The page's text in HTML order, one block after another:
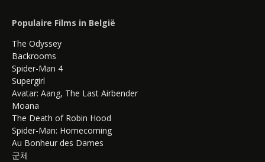
Populaire Films in België
The Odyssey
Backrooms
Spider-Man 4
Supergirl
Avatar: Aang, The Last Airbender
Moana
The Death of Robin Hood
Spider-Man: Homecoming
Au Bonheur des Dames
군체